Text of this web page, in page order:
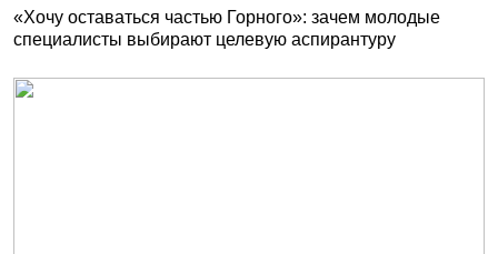
«Хочу оставаться частью Горного»: зачем молодые
специалисты выбирают целевую аспирантуру